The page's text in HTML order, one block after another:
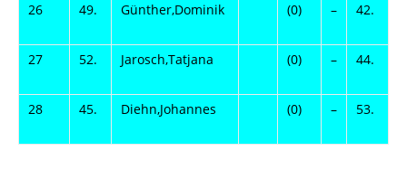
26 49. Günther,Dominik (0) – 42.
27 52. Jarosch,Tatjana (0) – 44.
28 45. Diehn,Johannes (0) – 53.